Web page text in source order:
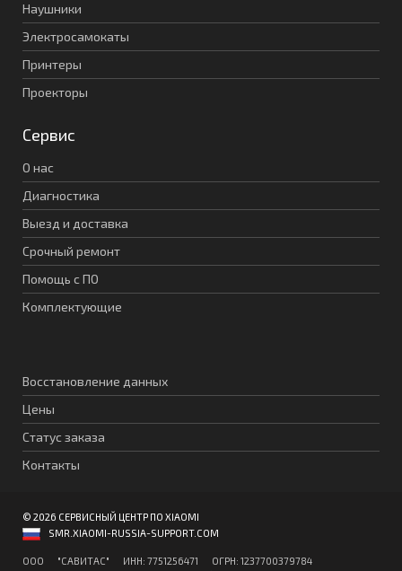
Наушники
Электросамокаты
Принтеры
Проекторы
Сервис
О нас
Диагностика
Выезд и доставка
Срочный ремонт
Помощь с ПО
Комплектующие
Восстановление данных
Цены
Статус заказа
Контакты
© 2026 СЕРВИСНЫЙ ЦЕНТР ПО XIAOMI
SMR.XIAOMI-RUSSIA-SUPPORT.COM
ООО "CАВИТAC" ИНН: 7751256471 ОГPН: 1237700379784